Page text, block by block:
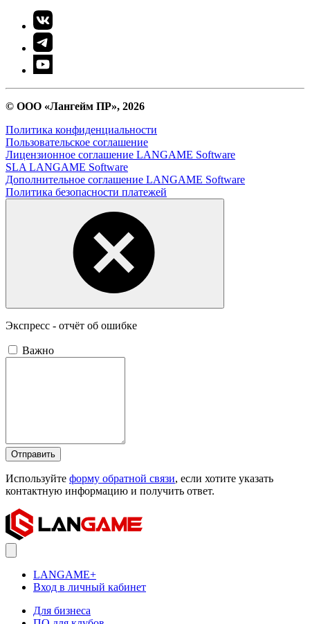
© ООО «Лангейм ПР», 2026
Политика конфиденциальности
Пользовательское соглашение
Лицензионное соглашение LANGAME Software
SLA LANGAME Software
Дополнительное соглашение LANGAME Software
Политика безопасности платежей
Экспресс - отчёт об ошибке
Важно
Отправить
Используйте форму обратной связи, если хотите указать
контактную информацию и получить ответ.
LANGAME+
Вход в личный кабинет
Для бизнеса